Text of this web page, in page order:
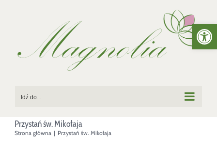
zawartości
Idź do...
Przystań św. Mikołaja
Strona główna | Przystań św. Mikołaja